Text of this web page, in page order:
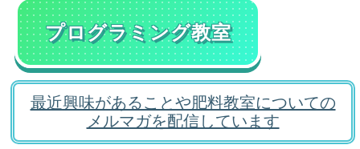
プログラミング教室
最近興味があることや肥料教室についての
メルマガを配信しています